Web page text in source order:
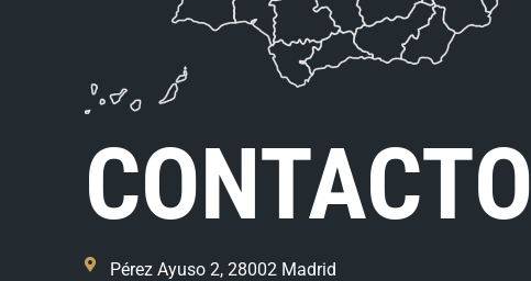
CONTACTO
Pérez Ayuso 2, 28002 Madrid